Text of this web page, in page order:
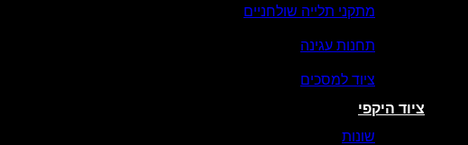
מתקני תלייה שולחניים
תחנות עגינה
ציוד למסכים
ציוד היקפי
שונות